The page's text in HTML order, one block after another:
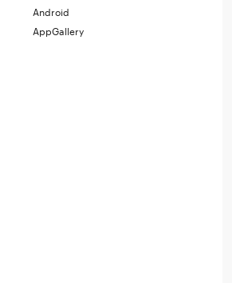
Android
AppGallery